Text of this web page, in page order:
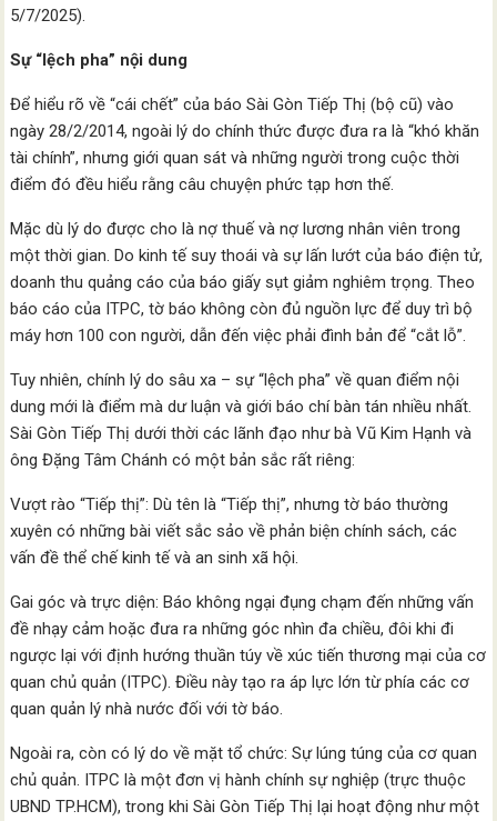
5/7/2025).
Sự “lệch pha” nội dung
Để hiểu rõ về “cái chết” của báo Sài Gòn Tiếp Thị (bộ cũ) vào
ngày 28/2/2014, ngoài lý do chính thức được đưa ra là “khó khăn
tài chính”, nhưng giới quan sát và những người trong cuộc thời
điểm đó đều hiểu rằng câu chuyện phức tạp hơn thế.
Mặc dù lý do được cho là nợ thuế và nợ lương nhân viên trong
một thời gian. Do kinh tế suy thoái và sự lấn lướt của báo điện tử,
doanh thu quảng cáo của báo giấy sụt giảm nghiêm trọng. Theo
báo cáo của ITPC, tờ báo không còn đủ nguồn lực để duy trì bộ
máy hơn 100 con người, dẫn đến việc phải đình bản để “cắt lỗ”.
Tuy nhiên, chính lý do sâu xa – sự “lệch pha” về quan điểm nội
dung mới là điểm mà dư luận và giới báo chí bàn tán nhiều nhất.
Sài Gòn Tiếp Thị dưới thời các lãnh đạo như bà Vũ Kim Hạnh và
ông Đặng Tâm Chánh có một bản sắc rất riêng:
Vượt rào “Tiếp thị”: Dù tên là “Tiếp thị”, nhưng tờ báo thường
xuyên có những bài viết sắc sảo về phản biện chính sách, các
vấn đề thể chế kinh tế và an sinh xã hội.
Gai góc và trực diện: Báo không ngại đụng chạm đến những vấn
đề nhạy cảm hoặc đưa ra những góc nhìn đa chiều, đôi khi đi
ngược lại với định hướng thuần túy về xúc tiến thương mại của cơ
quan chủ quản (ITPC). Điều này tạo ra áp lực lớn từ phía các cơ
quan quản lý nhà nước đối với tờ báo.
Ngoài ra, còn có lý do về mặt tổ chức: Sự lúng túng của cơ quan
chủ quản. ITPC là một đơn vị hành chính sự nghiệp (trực thuộc
UBND TP.HCM), trong khi Sài Gòn Tiếp Thị lại hoạt động như một